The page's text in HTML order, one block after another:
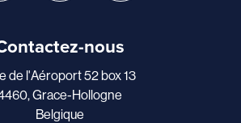
nous
de l'Aéroport 52 box 13
Grace-Hollogne
Belgique